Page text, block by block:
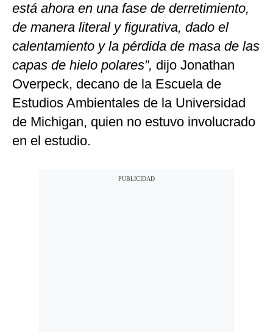
está ahora en una fase de derretimiento,
de manera literal y figurativa, dado el
calentamiento y la pérdida de masa de las
capas de hielo polares”, dijo Jonathan
Overpeck, decano de la Escuela de
Estudios Ambientales de la Universidad
de Michigan, quien no estuvo involucrado
en el estudio.